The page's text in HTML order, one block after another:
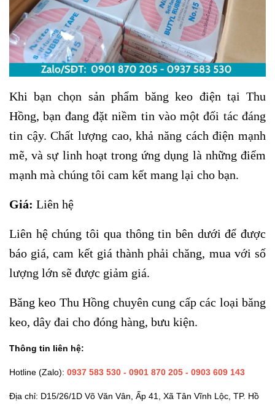
Khi bạn chọn sản phẩm băng keo điện tại Thu
Hồng, bạn đang đặt niềm tin vào một đối tác đáng
tin cậy. Chất lượng cao, khả năng cách điện mạnh
mẽ, và sự linh hoạt trong ứng dụng là những điểm
mạnh mà chúng tôi cam kết mang lại cho bạn.
Giá: Liên hệ
Liên hệ chúng tôi qua thông tin bên dưới để được
báo giá, cam kết giá thành phải chăng, mua với số
lượng lớn sẽ được giảm giá.
Băng keo Thu Hồng chuyên cung cấp các loại băng
keo, dây đai cho đóng hàng, bưu kiện.
Thông tin liên hệ:
Hotline (Zalo): 0937 583 530 - 0901 870 205 - 0903 609 143
Địa chỉ: D15/26/1D Võ Văn Vân, Ấp 41, Xã Tân Vĩnh Lộc, TP. Hồ